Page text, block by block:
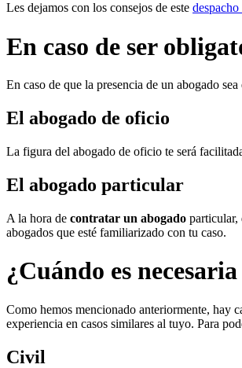
Les dejamos con los consejos de este
En caso de ser
En caso de que la presencia de un abogado
El abogado de oficio
La figura del abogado de oficio te será
El abogado particular
A la hora de contratar un abogado particular,
abogados que esté familiarizado con tu caso.
¿Cuándo es
Como hemos mencionado anteriormente, hay
experiencia en casos similares al tuyo. Para
Civil